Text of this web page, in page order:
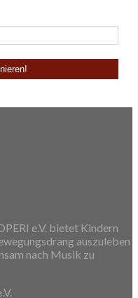
e.V. bietet Kindern
auszuleben
nach Musik zu